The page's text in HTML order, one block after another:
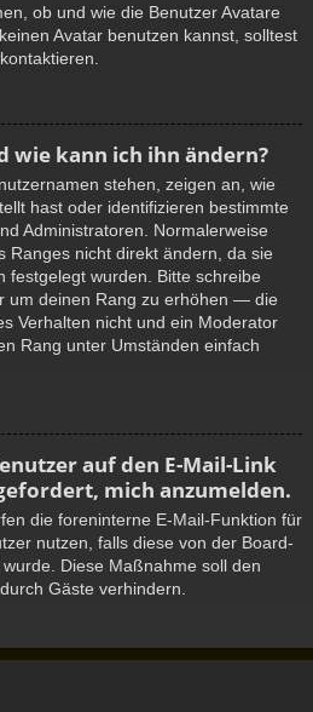
ob und wie die Benutzer Avatare
Avatar benutzen kannst, solltest
wie kann ich ihn ändern?
stehen, zeigen an, wie
hast oder identifizieren bestimmte
Administratoren. Normalerweise
Ranges nicht direkt ändern, da sie
festgelegt wurden. Bitte schreibe
um deinen Rang zu erhöhen — die
Verhalten nicht und ein Moderator
Rang unter Umständen einfach
auf den E-Mail-Link
mich anzumelden.
die foreninterne E-Mail-Funktion für
nutzen, falls diese von der Board-
Diese Maßnahme soll den
Gäste verhindern.